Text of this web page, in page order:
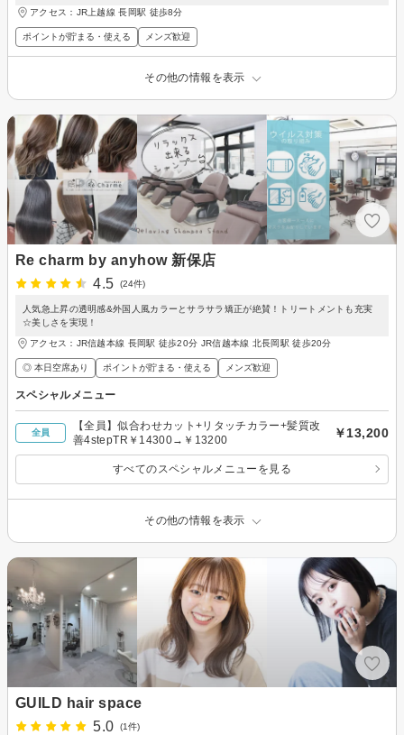
アクセス：JR上越線 長岡駅 徒歩8分
ポイントが貯まる・使える メンズ歓迎
その他の情報を表示
Re charm by anyhow 新保店
4.5
(24件)
人気急上昇の透明感&外国人風カラーとサラサラ矯正が絶賛！トリートメントも充実
☆美しさを実現！
アクセス：JR信越本線 長岡駅 徒歩20分 JR信越本線 北長岡駅 徒歩20分
◎ 本日空席あり ポイントが貯まる・使える メンズ歓迎
スペシャルメニュー
全員
【全員】似合わせカット+リタッチカラー+髪質改
善4stepTR￥14300→￥13200
￥13,200
すべてのスペシャルメニューを見る
その他の情報を表示
GUILD hair space
5.0
(1件)